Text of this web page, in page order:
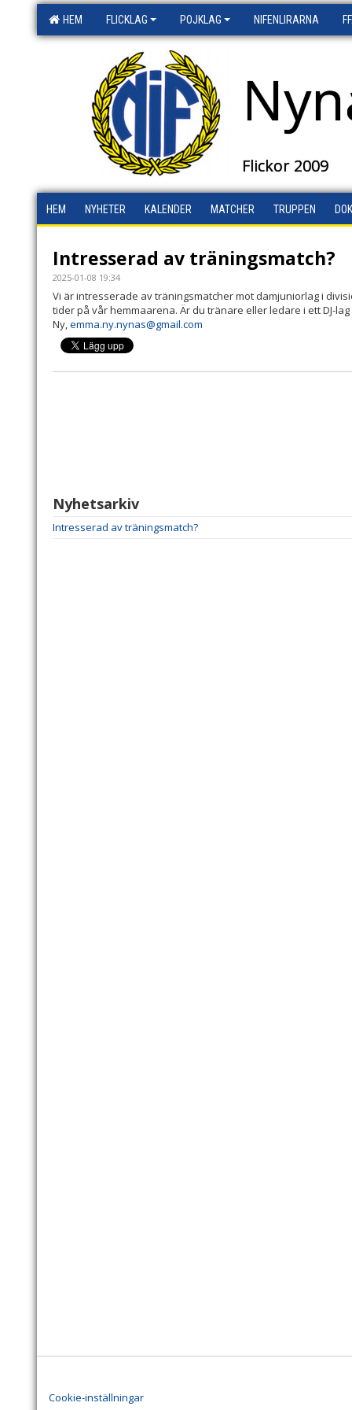
HEM FLICKLAG POJKLAG NIFENLIRARNA
Flickor 2009
HEM NYHETER KALENDER MATCHER TRUPPEN
Intresserad av träningsmatch?
2025-01-08 19:34
Vi är intresserade av träningsmatcher mot damjuniorlag i
tider på vår hemmaarena. Är du tränare eller ledare i ett DJ-
Ny,emma.ny.nynas@gmail.com
Nyhetsarkiv
Intresserad av träningsmatch?
Cookie-inställningar